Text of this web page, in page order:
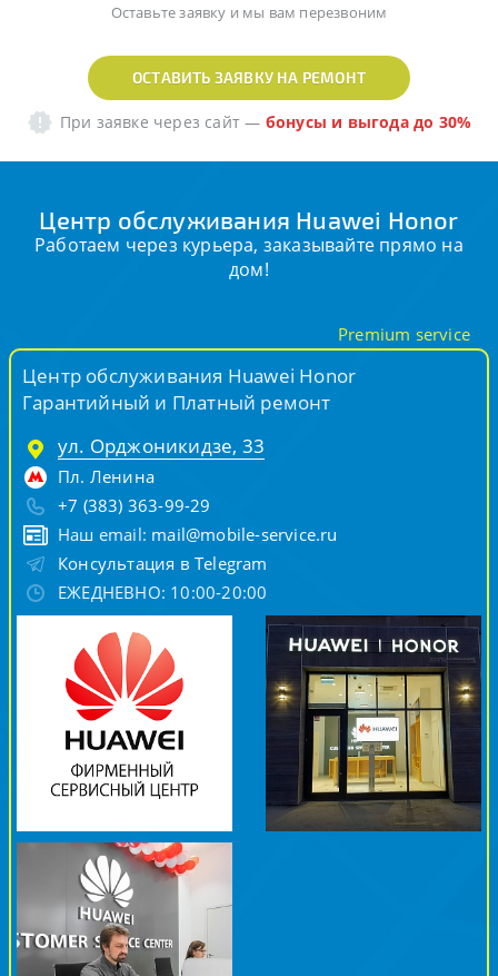
Оставьте заявку и мы вам перезвоним
ОСТАВИТЬ ЗАЯВКУ НА РЕМОНТ
При заявке через сайт — бонусы и выгода до 30%
Центр обслуживания Huawei Honor
Работаем через курьера, заказывайте прямо на
дом!
Центр обслуживания Huawei Honor
Гарантийный и Платный ремонт
ул. Орджоникидзе, 33
Пл. Ленина
+7 (383) 363-99-29
Наш email: mail@mobile-service.ru
Консультация в Telegram
ЕЖЕДНЕВНО: 10:00-20:00
Premium service